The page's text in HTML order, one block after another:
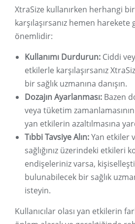
XtraSize kullanırken herhangi
karşılaşırsanız hemen harekete
önemlidir:
Kullanımı Durdurun: Ciddi
etkilerle karşılaşırsanız
bir sağlık uzmanına danışın.
Dozajın Ayarlanması: Bazen
veya tüketim
yan etkilerin azaltılmasına
Tıbbi Tavsiye Alın:Yan etkiler
sağlığınız üzerindeki etkileri
endişeleriniz varsa,
bulunabilecek bir sağlık
isteyin.
Kullanıcılar olası yan etkilerin